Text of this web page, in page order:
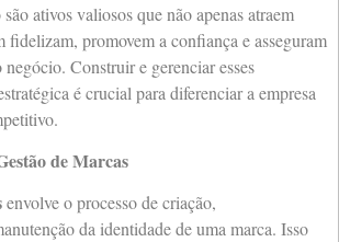
ativos valiosos que não apenas atraem
fidelizam, promovem a confiança e asseguram
Construir e gerenciar esses
é crucial para diferenciar a empresa
de Marcas
envolve o processo de criação,
da identidade de uma marca. Isso